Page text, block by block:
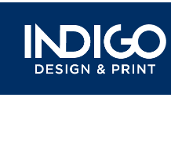
content